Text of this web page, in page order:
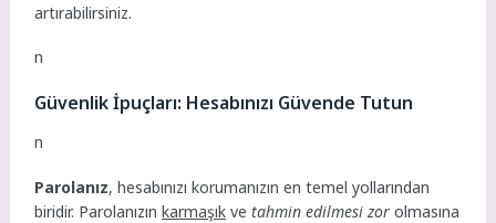
artırabilirsiniz.
n
Güvenlik İpuçları: Hesabınızı Güvende Tutun
n
Parolanız, hesabınızı korumanızın en temel yollarından
biridir. Parolanızınkarmaşık vetahmin edilmesi zor olmasına